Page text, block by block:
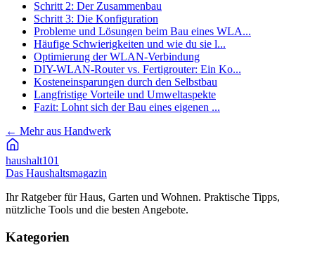
Schritt 2: Der Zusammenbau
Schritt 3: Die Konfiguration
Probleme und Lösungen beim Bau eines WLA...
Häufige Schwierigkeiten und wie du sie l...
Optimierung der WLAN-Verbindung
DIY-WLAN-Router vs. Fertigrouter: Ein Ko...
Kosteneinsparungen durch den Selbstbau
Langfristige Vorteile und Umweltaspekte
Fazit: Lohnt sich der Bau eines eigenen ...
← Mehr aus Handwerk
haushalt101
Das Haushaltsmagazin
Ihr Ratgeber für Haus, Garten und Wohnen. Praktische Tipps,
nützliche Tools und die besten Angebote.
Kategorien